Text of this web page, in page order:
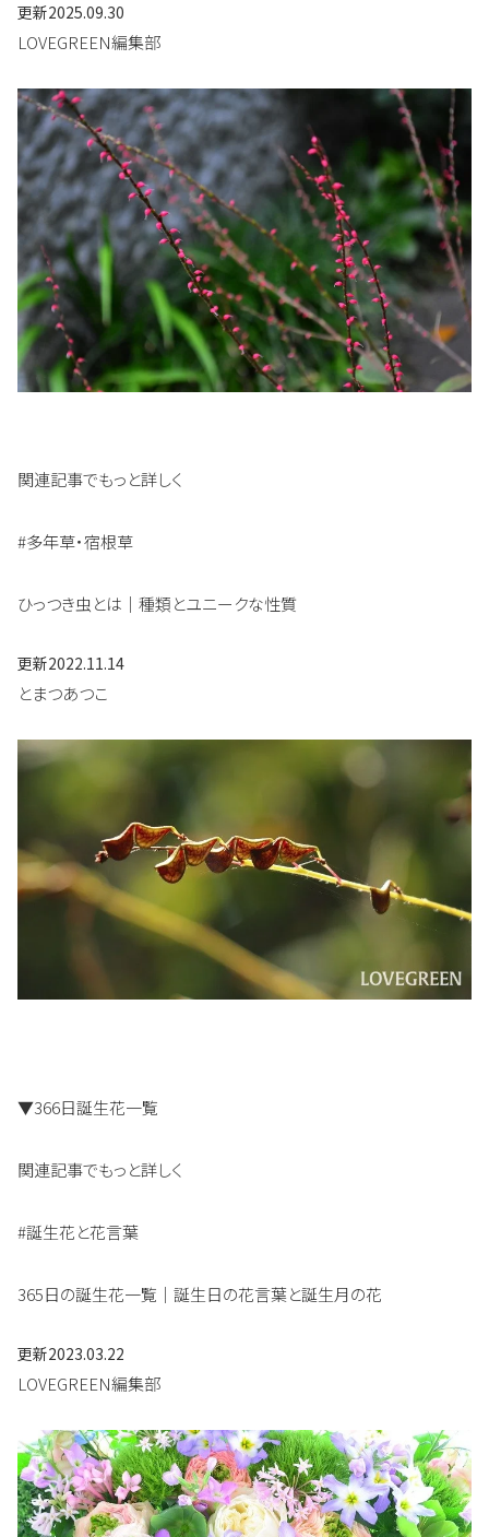
更新2025.09.30
LOVEGREEN編集部
関連記事でもっと詳しく
#多年草・宿根草
ひっつき虫とは｜種類とユニークな性質
更新2022.11.14
とまつあつこ
▼366日誕生花一覧
関連記事でもっと詳しく
#誕生花と花言葉
365日の誕生花一覧｜誕生日の花言葉と誕生月の花
更新2023.03.22
LOVEGREEN編集部